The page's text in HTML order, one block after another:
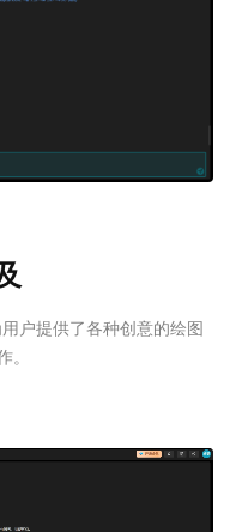
户提供了各种创意的绘图
。